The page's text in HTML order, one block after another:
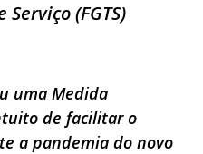
(FGTS)
uma Medida
de facilitar o
a pandemia do novo